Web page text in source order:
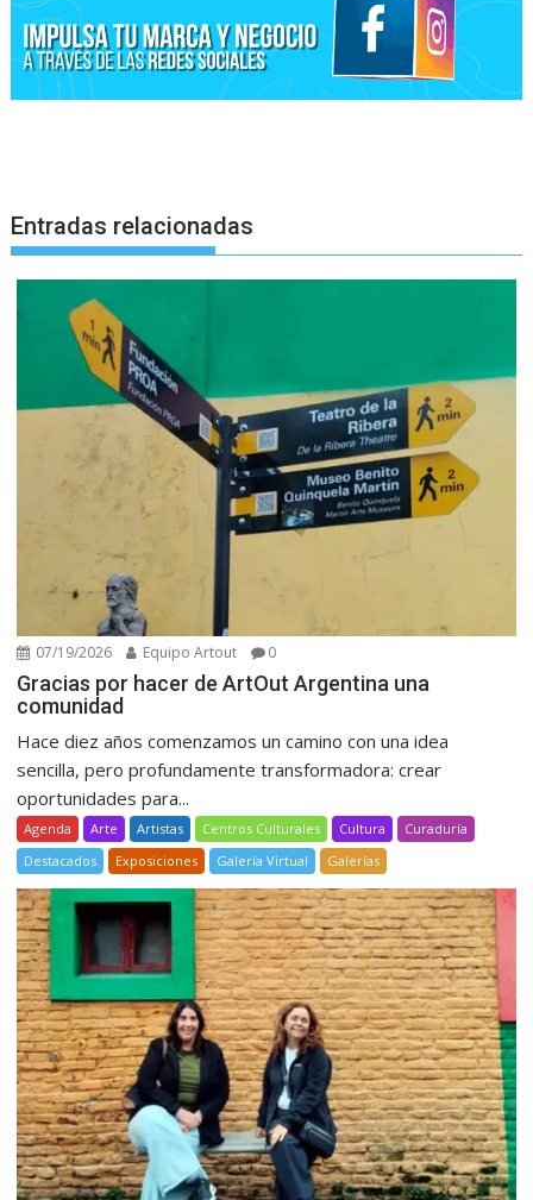
Entradas relacionadas
07/19/2026 Equipo Artout 0
Gracias por hacer de ArtOut Argentina una
comunidad
Hace diez años comenzamos un camino con una idea
sencilla, pero profundamente transformadora: crear
oportunidades para...
Agenda Arte Artistas Centros Culturales Cultura
Curaduría
Destacados
Exposiciones Galería Virtual Galerías